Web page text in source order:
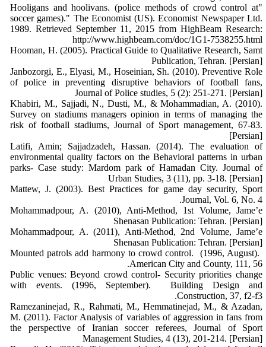
"Hooligans and hoolivans. (police methods of crowd control at
soccer games)." The Economist (US). Economist Newspaper Ltd.
1989. Retrieved September 11, 2015 from HighBeam Research:
http://www.highbeam.com/doc/1G1-7538255.html
Hooman, H. (2005). Practical Guide to Qualitative Research, Samt
Publication, Tehran. [Persian]
Janbozorgi, E., Elyasi, M., Hoseinian, Sh. (2010). Preventive Role
of police in preventing disruptive behaviors of football fans,
Journal of Police studies, 5 (2): 251-271. [Persian]
Khabiri, M., Sajjadi, N., Dusti, M., & Mohammadian, A. (2010).
Survey on stadiums managers opinion in terms of managing the
risk of football stadiums, Journal of Sport management, 67-83.
[Persian]
Latifi, Amin; Sajjadzadeh, Hassan. (2014). The evaluation of
environmental quality factors on the Behavioral patterns in urban
parks- Case study: Mardom park of Hamadan City. Journal of
Urban Studies, 3 (11), pp. 3-18. [Persian]
Mattew, J. (2003). Best Practices for game day security, Sport
Journal, Vol. 6, No. 4.
Mohammadpour, A. (2010), Anti-Method, 1st Volume, Jame’e
Shenasan Publication: Tehran. [Persian]
Mohammadpour, A. (2011), Anti-Method, 2nd Volume, Jame’e
Shenasan Publication: Tehran. [Persian]
Mounted patrols add harmony to crowd control. (1996, August).
American City and County, 111, 56.
Public venues: Beyond crowd control- Security priorities change
with events. (1996, September). Building Design and
Construction, 37, f2-f3.
Ramezaninejad, R., Rahmati, M., Hemmatinejad, M., & Azadan,
M. (2011). Factor Analysis of variables of aggression in fans from
the perspective of Iranian soccer referees, Journal of Sport
Management Studies, 4 (13), 201-214. [Persian]